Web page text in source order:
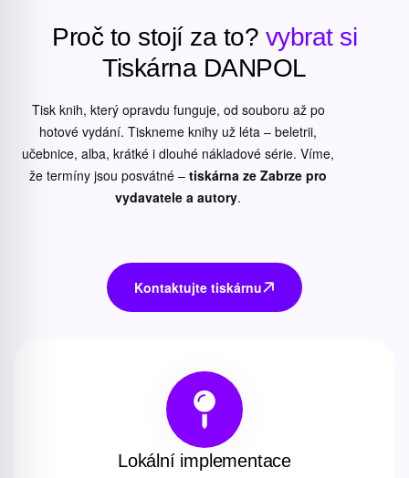
Proč to stojí za to? vybrat si
Tiskárna DANPOL
Tisk knih, který opravdu funguje, od souboru až po
hotové vydání. Tiskneme knihy už léta – beletrii,
učebnice, alba, krátké i dlouhé nákladové série. Víme,
že termíny jsou posvátné – tiskárna ze Zabrze pro
vydavatele a autory.
Kontaktujte tiskárnu
Lokální implementace